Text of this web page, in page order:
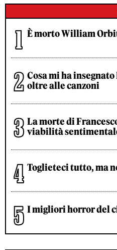
È morto William
Cosa mi ha
oltre alle canzoni
La morte di
viabilità
Toglieteci tutto, ma
I migliori horror del